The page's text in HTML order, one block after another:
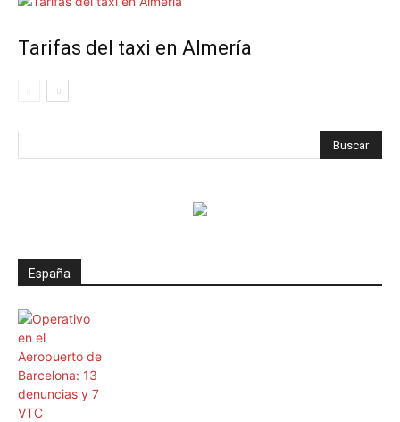
Tarifas del taxi en Almería
España